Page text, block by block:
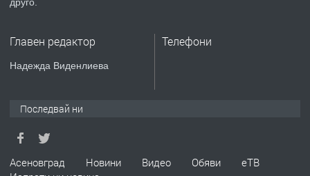
Висококачествени Целофанови
Главен редактор
Надежда Виденлиева
Телефони
Последвай ни
Асеновград Новини Видео Обяви
еТВ